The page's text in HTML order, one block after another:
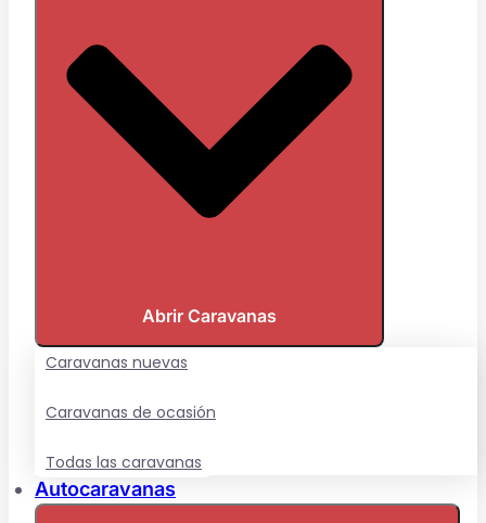
Abrir Caravanas
Caravanas nuevas
Caravanas de ocasión
Todas las caravanas
Autocaravanas